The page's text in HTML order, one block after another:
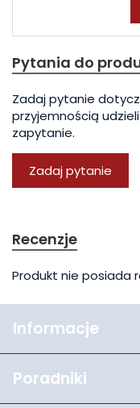
Pytania do
Zadaj pytanie
przyjemnością
zapytanie.
Zadaj pytanie
Recenzje
Produkt nie posiada
Informacje
Poradniki